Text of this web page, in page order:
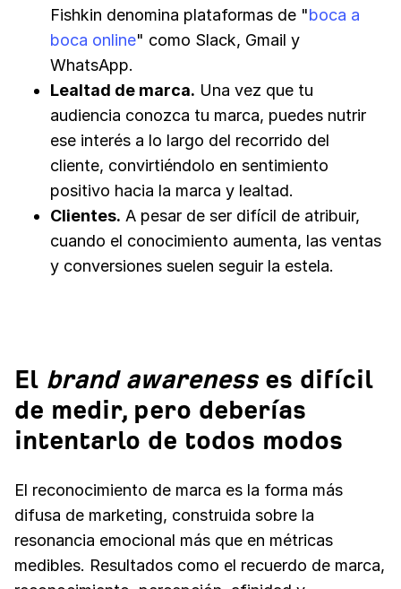
Fishkin denomina plataformas de "boca a
boca online" como Slack, Gmail y
WhatsApp.
Lealtad de marca. Una vez que tu
audiencia conozca tu marca, puedes nutrir
ese interés a lo largo del recorrido del
cliente, convirtiéndolo en sentimiento
positivo hacia la marca y lealtad.
Clientes. A pesar de ser difícil de atribuir,
cuando el conocimiento aumenta, las ventas
y conversiones suelen seguir la estela.
El brand awarenesses difícil
de medir, pero deberías
intentarlo de todos modos
El reconocimiento de marca es la forma más
difusa de marketing, construida sobre la
resonancia emocional más que en métricas
medibles. Resultados como el recuerdo de marca,